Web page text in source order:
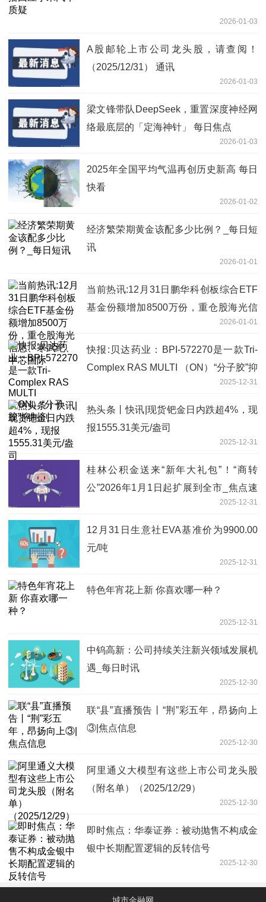
2026-01-03
A股邮轮上市公司龙头股，请查阅！
（2025/12/31） 通讯
2026-01-03
梁文锋带队DeepSeek，重置深度神经网
络最底层的「定海神针」 每日焦点
2026-01-03
2025年全国平均气温再创历史新高 每日
快看
2026-01-02
经济繁荣期黄金该配多少比例？_每日短
讯
2026-01-01
当前热讯:12月31日鹏华科创板综合ETF
基金份额增加8500万份，重仓股海光信
2026-01-01
快报:贝达药业：BPI-572270是一款Tri-
Complex RAS MULTI （ON）“分子胶”抑
2025-12-31
热头条丨快讯|现货钯金日内跌超4%，现
报1555.31美元/盎司
2025-12-31
桂林公积金送来“新年大礼包”！“商转
公”2026年1月1日起扩展到全市_焦点速
2025-12-31
12月31日生意社EVA基准价为9900.00
元/吨
2025-12-31
特色年宵花上新 你喜欢哪一种？
2025-12-31
中钨高新：公司持续关注新兴领域发展机
遇_每日时讯
2025-12-30
联“县”直播预告丨“荆”彩五年，昂扬向上
③|焦点信息
2025-12-30
阿里通义大模型有这些上市公司龙头股
（附名单）（2025/12/29）
2025-12-30
即时焦点：华泰证券：被动抛售不构成金
银中长期配置逻辑的反转信号
2025-12-30
城市金融网